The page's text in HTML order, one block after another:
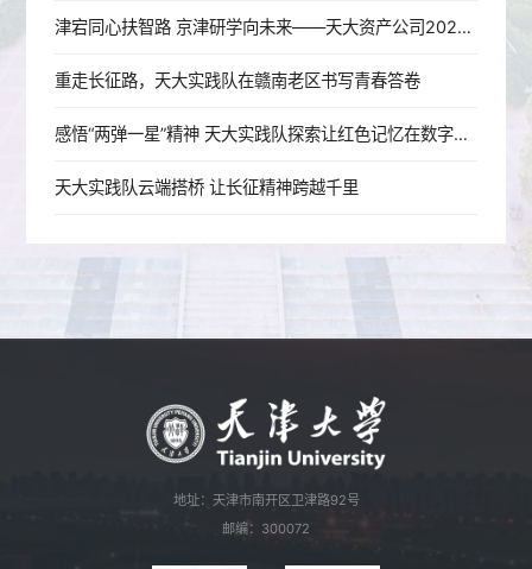
津宕同心扶智路 京津研学向未来——天大资产公司2026年宕昌师生研学活动圆满结束
重走长征路，天大实践队在赣南老区书写青春答卷
感悟“两弹一星”精神 天大实践队探索让红色记忆在数字时代“活”起来
天大实践队云端搭桥 让长征精神跨越千里
地址：天津市南开区卫津路92号
邮编：300072